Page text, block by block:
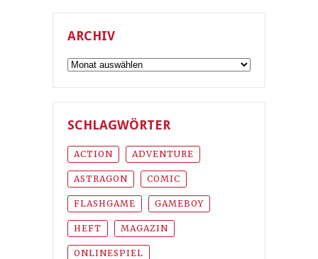
ARCHIV
Archiv
SCHLAGWÖRTER
ACTION ADVENTURE
ASTRAGON COMIC
FLASHGAME GAMEBOY
HEFT MAGAZIN
ONLINESPIEL